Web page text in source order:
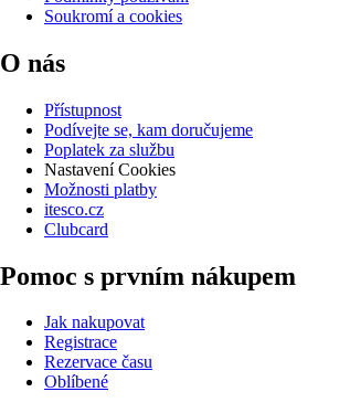
Soukromí a cookies
O nás
Přístupnost
Podívejte se, kam doručujeme
Poplatek za službu
Nastavení Cookies
Možnosti platby
itesco.cz
Clubcard
Pomoc s prvním nákupem
Jak nakupovat
Registrace
Rezervace času
Oblíbené